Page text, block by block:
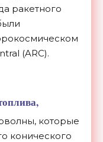
ракетного
(ARC).
которые
конического